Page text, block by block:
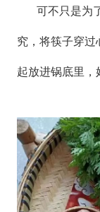
可不只是为
究，将筷子穿
起放进锅底里，